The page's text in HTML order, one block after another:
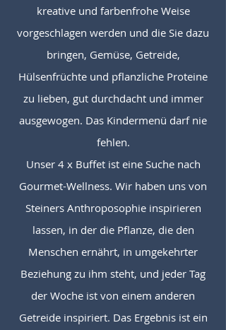
kreative und farbenfrohe Weise
vorgeschlagen werden und die Sie dazu
bringen, Gemüse, Getreide,
Hülsenfrüchte und pflanzliche Proteine
zu lieben, gut durchdacht und immer
ausgewogen. Das Kindermenü darf nie
fehlen.
Unser 4 x Buffet ist eine Suche nach
Gourmet-Wellness. Wir haben uns von
Steiners Anthroposophie inspirieren
lassen, in der die Pflanze, die den
Menschen ernährt, in umgekehrter
Beziehung zu ihm steht, und jeder Tag
der Woche ist von einem anderen
Getreide inspiriert. Das Ergebnis ist ein